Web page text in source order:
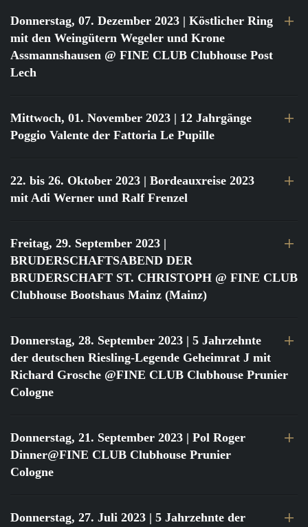
Donnerstag, 07. Dezember 2023 | Köstlicher Ring
mit den Weingütern Wegeler und Krone
Assmannshausen @ FINE CLUB Clubhouse Post
Lech
Mittwoch, 01. November 2023 | 12 Jahrgänge
Poggio Valente der Fattoria Le Pupille
22. bis 26. Oktober 2023 | Bordeauxreise 2023
mit Adi Werner und Ralf Frenzel
Freitag, 29. September 2023 |
BRUDERSCHAFTSABEND DER
BRUDERSCHAFT ST. CHRISTOPH @ FINE CLUB
Clubhouse Bootshaus Mainz (Mainz)
Donnerstag, 28. September 2023 | 5 Jahrzehnte
der deutschen Riesling-Legende Geheimrat J mit
Richard Grosche @FINE CLUB Clubhouse Prunier
Cologne
Donnerstag, 21. September 2023 | Pol Roger
Dinner@FINE CLUB Clubhouse Prunier
Cologne
Donnerstag, 27. Juli 2023 | 5 Jahrzehnte der